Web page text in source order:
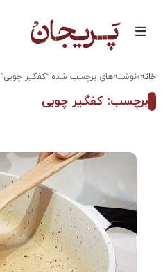
خانه نوشته‌های برچسب شده “کفگیر چوبی”
برچسب: کفگیر چوبی